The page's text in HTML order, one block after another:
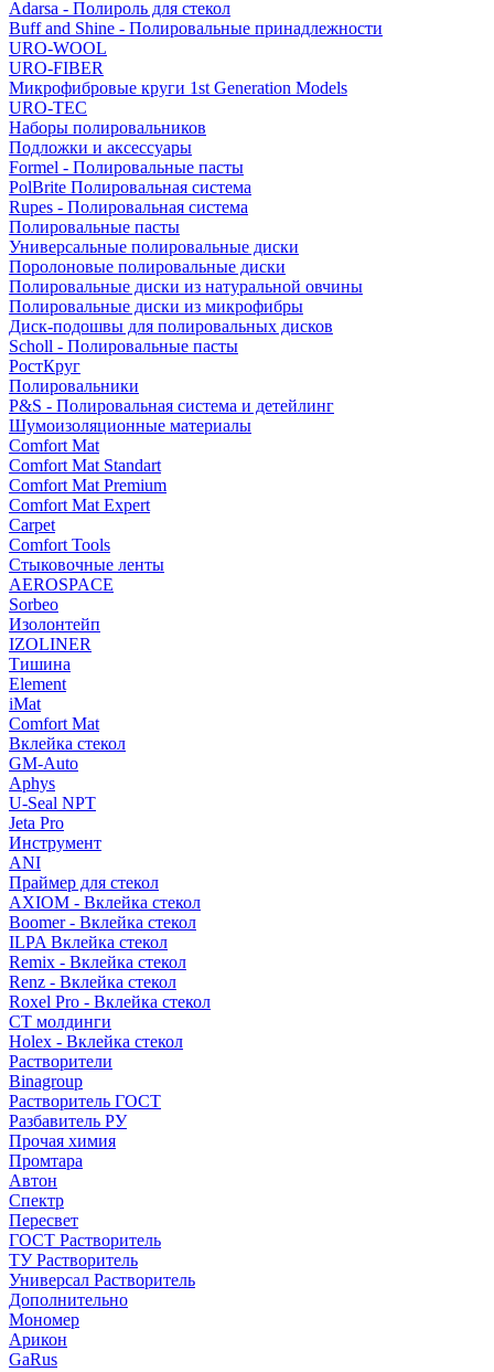
Adarsa - Полироль для стекол
Buff and Shine - Полировальные принадлежности
URO-WOOL
URO-FIBER
Микрофибровые круги 1st Generation Models
URO-TEC
Наборы полировальников
Подложки и аксессуары
Formel - Полировальные пасты
PolBrite Полировальная система
Rupes - Полировальная система
Полировальные пасты
Универсальные полировальные диски
Поролоновые полировальные диски
Полировальные диски из натуральной овчины
Полировальные диски из микрофибры
Диск-подошвы для полировальных дисков
Scholl - Полировальные пасты
РостКруг
Полировальники
P&S - Полировальная система и детейлинг
Шумоизоляционные материалы
Comfort Mat
Comfort Mat Standart
Comfort Mat Premium
Comfort Mat Expert
Carpet
Comfort Tools
Стыковочные ленты
AEROSPACE
Sorbeo
Изолонтейп
IZOLINER
Тишина
Element
iMat
Comfort Mat
Вклейка стекол
GM-Auto
Aphys
U-Seal NPT
Jeta Pro
Инструмент
ANI
Праймер для стекол
AXIOM - Вклейка стекол
Boomer - Вклейка стекол
ILPA Вклейка стекол
Remix - Вклейка стекол
Renz - Вклейка стекол
Roxel Pro - Вклейка стекол
СТ молдинги
Holex - Вклейка стекол
Растворители
Binagroup
Растворитель ГОСТ
Разбавитель РУ
Прочая химия
Промтара
Автон
Спектр
Пересвет
ГОСТ Растворитель
ТУ Растворитель
Универсал Растворитель
Дополнительно
Мономер
Арикон
GaRus